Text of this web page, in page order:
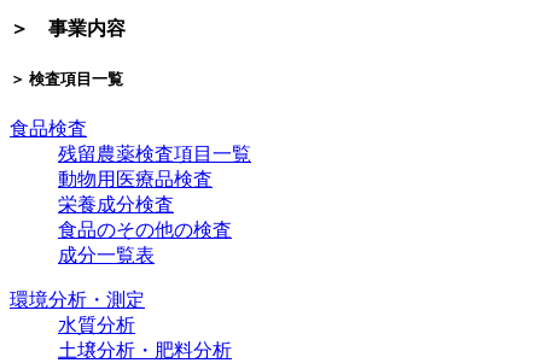
＞ 事業内容
＞ 検査項目一覧
食品検査
残留農薬検査項目一覧
動物用医療品検査
栄養成分検査
食品のその他の検査
成分一覧表
環境分析・測定
水質分析
土壌分析・肥料分析